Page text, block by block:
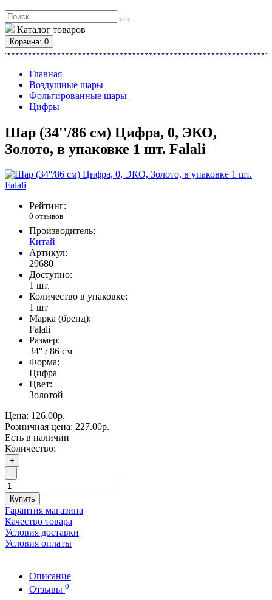
Каталог товаров
Корзина: 0
Главная
Воздушные шары
Фольгированные шары
Цифры
Шар (34''/86 см) Цифра, 0, ЭКО,
Золото, в упаковке 1 шт. Falali
Рейтинг:
0 отзывов
Производитель:
Китай
Артикул:
29680
Доступно:
1 шт.
Количество в упаковке:
1 шт
Марка (бренд):
Falali
Размер:
34'' / 86 см
Форма:
Цифра
Цвет:
Золотой
Цена: 126.00р.
Розничная цена: 227.00р.
Есть в наличии
Количество:
+
-
Купить
Гарантия магазина
Качество товара
Условия доставки
Условия оплаты
Описание
Отзывы 0